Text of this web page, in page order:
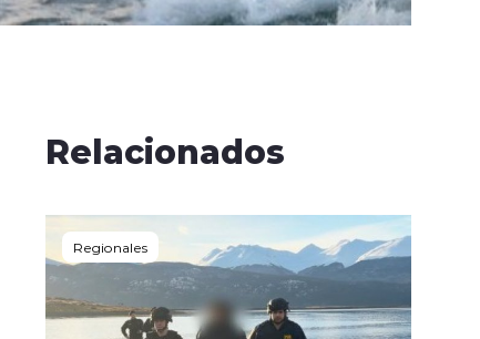
Relacionados
Regionales